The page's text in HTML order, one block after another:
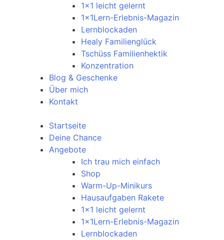
1×1 leicht gelernt
1x1Lern-Erlebnis-Magazin
Lernblockaden
Healy Familienglück
Tschüss Familienhektik
Konzentration
Blog & Geschenke
Über mich
Kontakt
Startseite
Deine Chance
Angebote
Ich trau mich einfach
Shop
Warm-Up-Minikurs
Hausaufgaben Rakete
1×1 leicht gelernt
1x1Lern-Erlebnis-Magazin
Lernblockaden